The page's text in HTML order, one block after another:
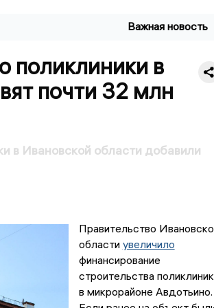
Важная новость
поликлиники в
почти 32 млн
в Ивановской области добавили
Правительство
области увеличило
финансирование
строительства
в микрорайоне Авдотьино.